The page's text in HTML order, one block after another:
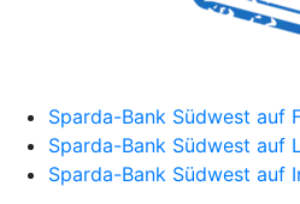
Sparda-Bank Südwest auf
Sparda-Bank Südwest auf
Sparda-Bank Südwest auf